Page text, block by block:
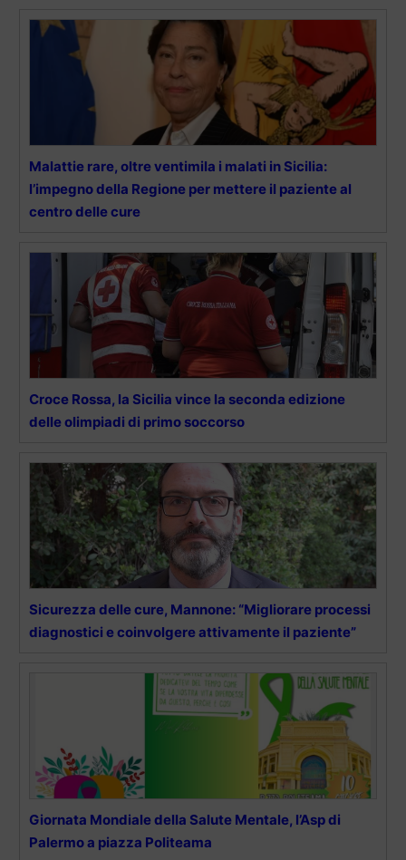
Malattie rare, oltre ventimila i malati in Sicilia:
l’impegno della Regione per mettere il paziente al
centro delle cure
Croce Rossa, la Sicilia vince la seconda edizione
delle olimpiadi di primo soccorso
Sicurezza delle cure, Mannone: “Migliorare processi
diagnostici e coinvolgere attivamente il paziente”
Giornata Mondiale della Salute Mentale, l’Asp di
Palermo a piazza Politeama